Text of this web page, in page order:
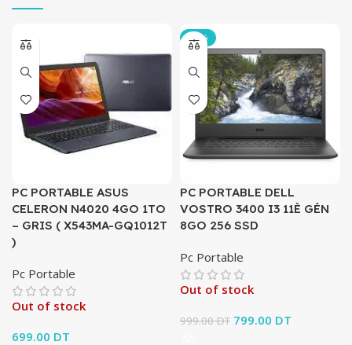
PC PORTABLE ASUS
CELERON N4020 4GO 1TO
– GRIS ( X543MA-GQ1012T
)
Pc Portable
Out of stock
699.00 DT
-20%
PC PORTABLE DELL
VOSTRO 3400 I3 11È GÉN
8GO 256 SSD
Pc Portable
Out of stock
999.00DT Le prix initial était :
799.00 DT